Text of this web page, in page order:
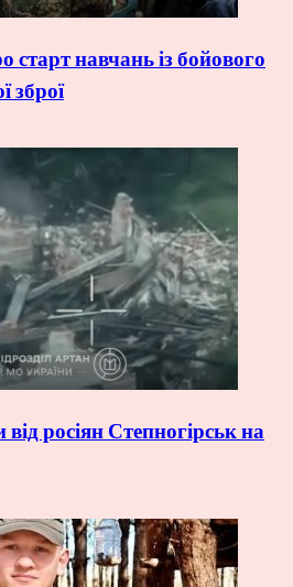
старт навчань із бойового
зброї
росіян Степногірськ на